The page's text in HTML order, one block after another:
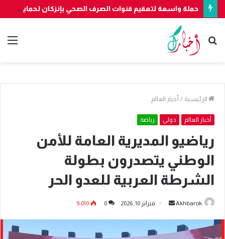
حملة واسعة لتعقيم قنوات الصرف الصحي بإنزكان لحماية الصحة العامة والبيئة
بحث
عن
الرئيسية / أخبار العالم
أخبار العالم دولي رياضة
رياضيو المديرية العامة للأمن
الوطني يتصدرون بطولة
الشرطة العربية للعدو الحر
Akhbarok
أرسل فبراير 10, 2026 0 9٬010